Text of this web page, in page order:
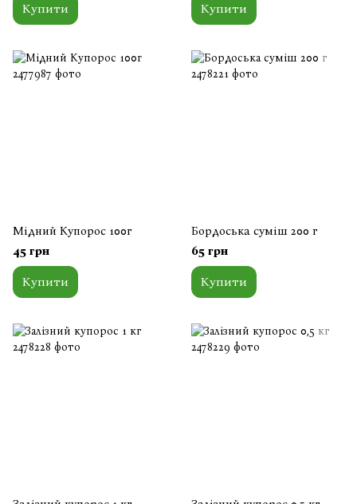
Купити Купити
Мідний Купорос 100г
45 грн
Купити
Бордоська суміш 200 г
65 грн
Купити